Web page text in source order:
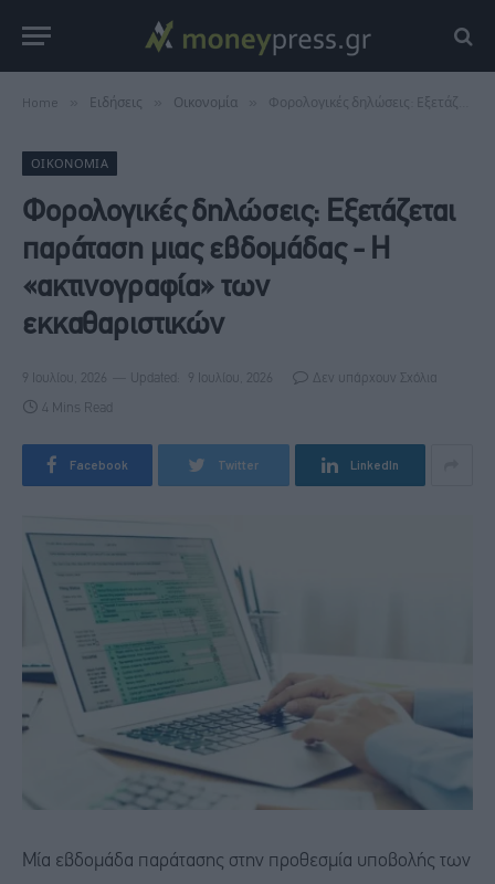
Home Ειδήσεις Οικονομία Φορολογικές δηλώσεις: Εξετάζεται παράταση μιας εβδομάδας - Η «ακτινογραφία» των εκκαθαριστικών
ΟΙΚΟΝΟΜΊΑ
Φορολογικές δηλώσεις: Εξετάζεται
παράταση μιας εβδομάδας - Η
«ακτινογραφία» των
εκκαθαριστικών
9 Ιουλίου, 2026 Updated: 9 Ιουλίου, 2026 Δεν υπάρχουν Σχόλια
4 Mins Read
Facebook Twitter LinkedIn
Μία εβδομάδα παράτασης στην προθεσμία υποβολής των